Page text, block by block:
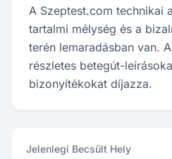
A Szeptest.com technikai
tartalmi mélység és a
terén lemaradásban van.
részletes betegút-
bizonyítékokat díjazza.
Jelenlegi Becsült Hely